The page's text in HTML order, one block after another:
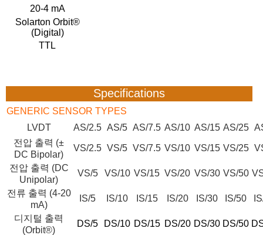
20-4 mA
Solarton Orbit®
(Digital)
TTL
Specifications
GENERIC SENSOR TYPES
LVDT
AS/2.5 AS/5 AS/7.5 AS/10 AS/15 AS/25
전압 출력 (±
DC Bipolar)
VS/2.5 VS/5 VS/7.5 VS/10 VS/15 VS/25
전압 출력 (DC
Unipolar)
VS/5 VS/10 VS/15 VS/20 VS/30 VS/50
전류 출력 (4-20
mA)
IS/5 IS/10 IS/15 IS/20 IS/30 IS/50
디지털 출력
(Orbit®)
DS/5 DS/10 DS/15 DS/20 DS/30 DS/50